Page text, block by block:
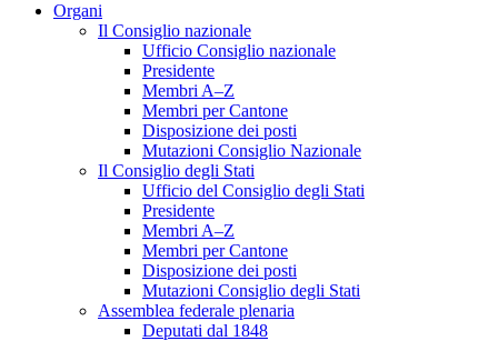
Organi
Il Consiglio nazionale
Ufficio Consiglio nazionale
Presidente
Membri A–Z
Membri per Cantone
Disposizione dei posti
Mutazioni Consiglio Nazionale
Il Consiglio degli Stati
Ufficio del Consiglio degli Stati
Presidente
Membri A–Z
Membri per Cantone
Disposizione dei posti
Mutazioni Consiglio degli Stati
Assemblea federale plenaria
Deputati dal 1848